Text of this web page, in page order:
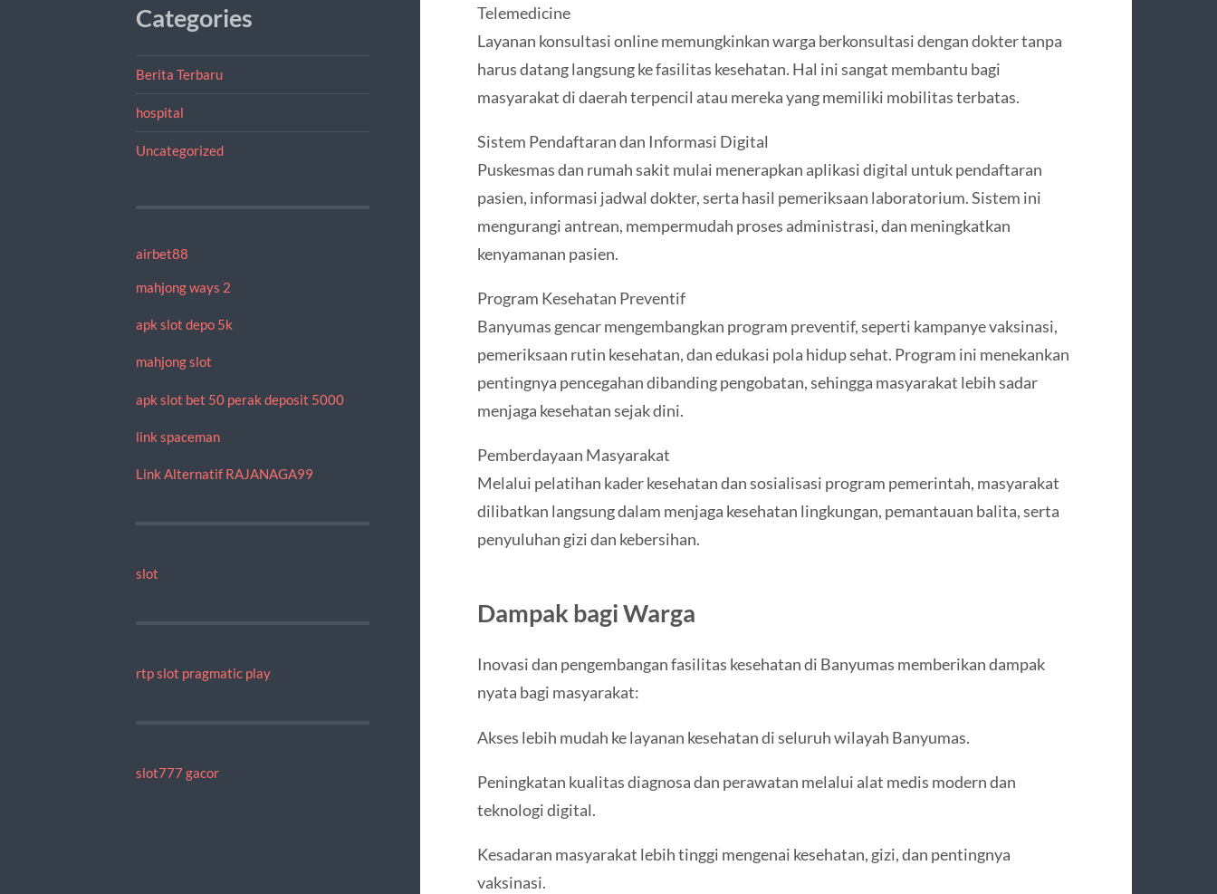
Categories
Berita Terbaru
hospital
Uncategorized
airbet88
mahjong ways 2
apk slot depo 5k
mahjong slot
apk slot bet 50 perak deposit 5000
link spaceman
Link Alternatif RAJANAGA99
slot
rtp slot pragmatic play
slot777 gacor
Telemedicine
Layanan konsultasi online memungkinkan warga berkonsultasi dengan dokter tanpa
harus datang langsung ke fasilitas kesehatan. Hal ini sangat membantu bagi
masyarakat di daerah terpencil atau mereka yang memiliki mobilitas terbatas.
Sistem Pendaftaran dan Informasi Digital
Puskesmas dan rumah sakit mulai menerapkan aplikasi digital untuk pendaftaran
pasien, informasi jadwal dokter, serta hasil pemeriksaan laboratorium. Sistem ini
mengurangi antrean, mempermudah proses administrasi, dan meningkatkan
kenyamanan pasien.
Program Kesehatan Preventif
Banyumas gencar mengembangkan program preventif, seperti kampanye vaksinasi,
pemeriksaan rutin kesehatan, dan edukasi pola hidup sehat. Program ini menekankan
pentingnya pencegahan dibanding pengobatan, sehingga masyarakat lebih sadar
menjaga kesehatan sejak dini.
Pemberdayaan Masyarakat
Melalui pelatihan kader kesehatan dan sosialisasi program pemerintah, masyarakat
dilibatkan langsung dalam menjaga kesehatan lingkungan, pemantauan balita, serta
penyuluhan gizi dan kebersihan.
Dampak bagi Warga
Inovasi dan pengembangan fasilitas kesehatan di Banyumas memberikan dampak
nyata bagi masyarakat:
Akses lebih mudah ke layanan kesehatan di seluruh wilayah Banyumas.
Peningkatan kualitas diagnosa dan perawatan melalui alat medis modern dan
teknologi digital.
Kesadaran masyarakat lebih tinggi mengenai kesehatan, gizi, dan pentingnya
vaksinasi.